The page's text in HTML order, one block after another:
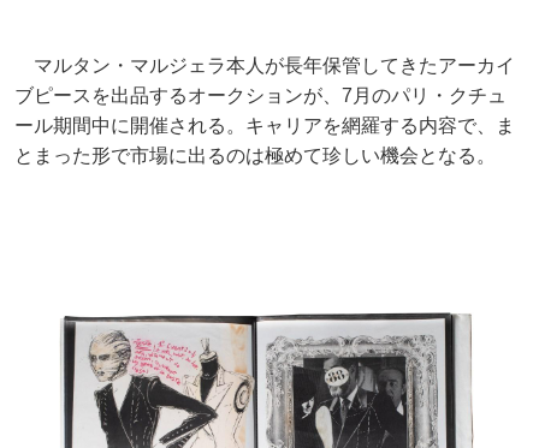
マルタン・マルジェラ本人が長年保管してきたアーカイ
ブピースを出品するオークションが、7月のパリ・クチュ
ール期間中に開催される。キャリアを網羅する内容で、ま
とまった形で市場に出るのは極めて珍しい機会となる。